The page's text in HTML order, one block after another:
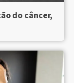
do câncer,